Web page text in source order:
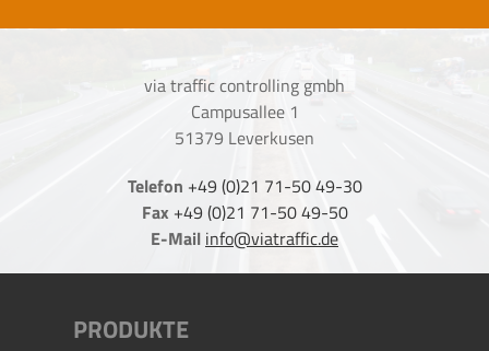
via traffic controlling gmbh
Campusallee 1
51379 Leverkusen
Telefon +49 (0)21 71-50 49-30
Fax +49 (0)21 71-50 49-50
E-Mail info@viatraffic.de
PRODUKTE